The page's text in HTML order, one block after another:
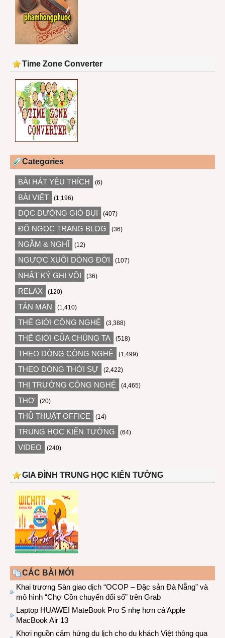
Time Zone Converter
Categories
BÀI HÁT YÊU THÍCH (6)
BÀI VIẾT (1,196)
DỌC ĐƯỜNG GIÓ BỤI (407)
ĐỖ NGỌC TRANG BLOG (36)
NGẪM & NGHĨ (12)
NGƯỢC XUÔI DÒNG ĐỜI (107)
NHẬT KÝ GHI VỘI (36)
RELAX (120)
TẢN MẠN (1,410)
THẾ GIỚI CÔNG NGHỆ (3,388)
THẾ GIỚI CỦA CHÚNG TA (518)
THEO DÒNG CÔNG NGHỆ (1,499)
THEO DÒNG THỜI SỰ (2,422)
THỊ TRƯỜNG CÔNG NGHỆ (4,465)
THƠ (20)
THỦ THUẬT OFFICE (14)
TRUNG HỌC KIẾN TƯỜNG (64)
VIDEO (240)
GIA ĐÌNH TRUNG HỌC KIẾN TƯỜNG
CÁC BÀI MỚI
Khai trương Sàn giao dịch “OCOP – Đặc sản Đà Nẵng” và
mô hình “Chợ Cồn chuyển đổi số” trên Grab
Laptop HUAWEI MateBook Pro S nhẹ hơn cả Apple
MacBook Air 13
Khơi nguồn cảm hứng du lịch cho du khách Việt thông qua